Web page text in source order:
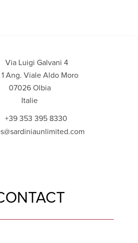
Via Luigi Galvani 4
1 Ang. Viale Aldo Moro
07026 Olbia
Italie
+39 353 395 8330